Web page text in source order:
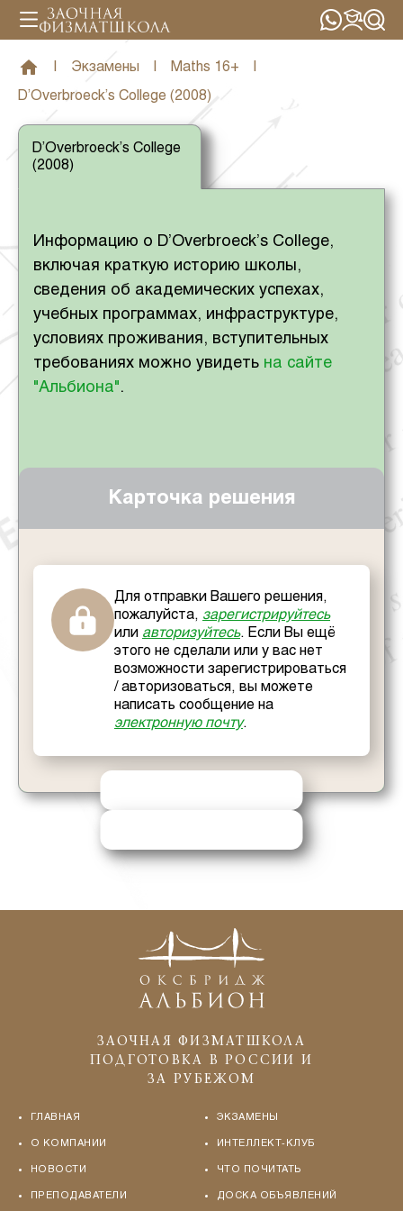
Экзамены Maths 16+
D’Overbroeck’s College (2008)
D’Overbroeck’s College
(2008)
Информацию о D’Overbroeck’s College,
включая краткую историю школы,
сведения об академических успехах,
учебных программах, инфраструктуре,
условиях проживания, вступительных
требованиях можно увидеть на сайте
"Альбиона".
Карточка решения
Для отправки Вашего решения,
пожалуйста, зарегистрируйтесь
или авторизуйтесь. Если Вы ещё
этого не сделали или у вас нет
возможности зарегистрироваться
/ авторизоваться, вы можете
написать сообщение на
электронную почту.
ЗАОЧНАЯ ФИЗМАТШКОЛА
ПОДГОТОВКА В РОССИИ И
ЗА РУБЕЖОМ
ГЛАВНАЯ
О КОМПАНИИ
НОВОСТИ
ПРЕПОДАВАТЕЛИ
ЭКЗАМЕНЫ
ИНТЕЛЛЕКТ-КЛУБ
ЧТО ПОЧИТАТЬ
ДОСКА ОБЪЯВЛЕНИЙ